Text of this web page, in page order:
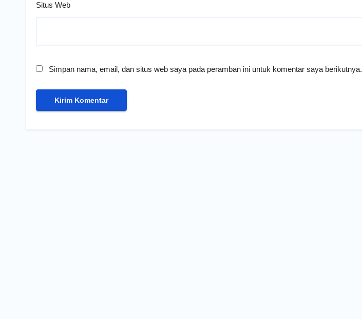
Situs Web
Simpan nama, email, dan situs web saya pada peramban ini untuk komentar saya berikutnya.